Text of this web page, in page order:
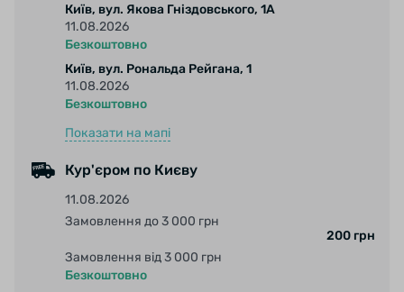
Київ, вул. Якова Гніздовського, 1А
11.08.2026
Безкоштовно
Київ, вул. Рональда Рейгана, 1
11.08.2026
Безкоштовно
Показати на мапі
Кур'єром по Києву
11.08.2026
Замовлення до 3 000 грн
200 грн
Замовлення від 3 000 грн
Безкоштовно